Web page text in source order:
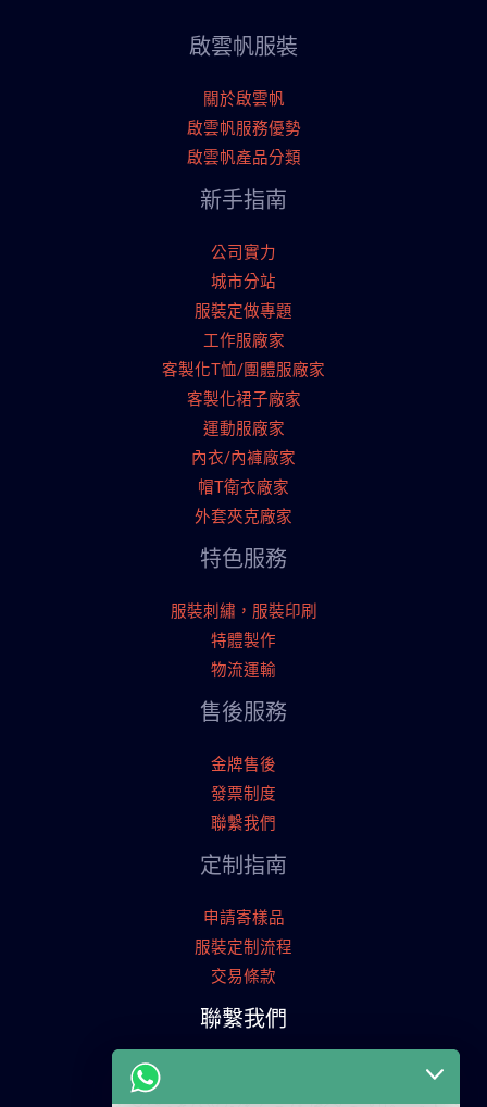
啟雲帆服裝
關於啟雲帆
啟雲帆服務優勢
啟雲帆產品分類
新手指南
公司實力
城市分站
服裝定做專題
工作服廠家
客製化T恤/團體服廠家
客製化裙子廠家
運動服廠家
內衣/內褲廠家
帽T衛衣廠家
外套夾克廠家
特色服務
服裝刺繡，服裝印刷
特體製作
物流運輸
售後服務
金牌售後
發票制度
聯繫我們
定制指南
申請寄樣品
服裝定制流程
交易條款
聯繫我們
廣東省廣州市天河工業園
+86 13825254696